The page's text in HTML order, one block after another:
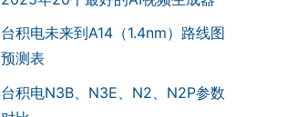
台积电未来到A14（1.4nm）路线图
预测表
台积电N3B、N3E、N2、N2P参数